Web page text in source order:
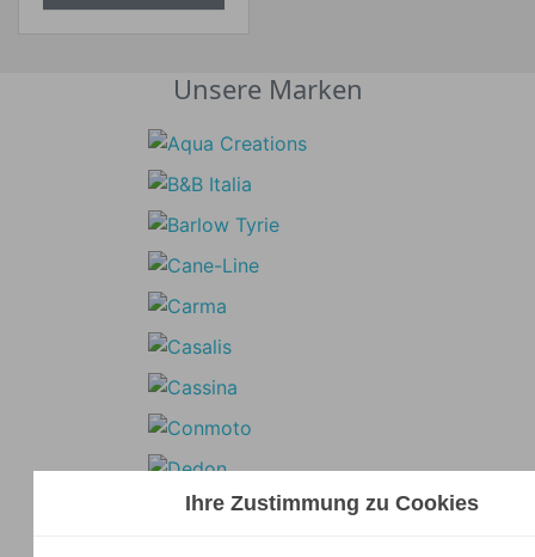
Unsere Marken
Ihre Zustimmung zu Cookies